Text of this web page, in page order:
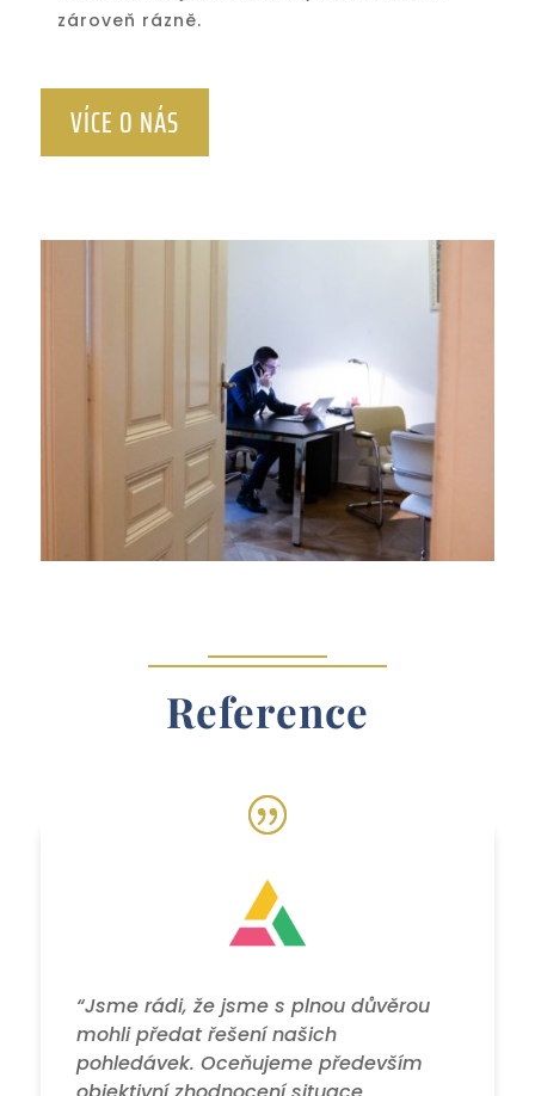
zároveň rázně.
VÍCE O NÁS
Reference
“Jsme rádi, že jsme s plnou důvěrou
mohli předat řešení našich
pohledávek. Oceňujeme především